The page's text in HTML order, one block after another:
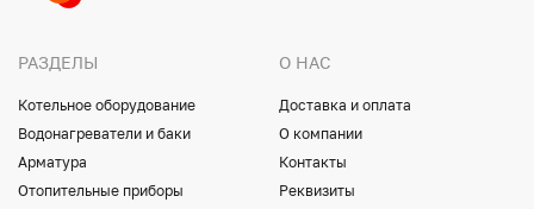
РАЗДЕЛЫ
Котельное оборудование
Водонагреватели и баки
Арматура
Отопительные приборы
О НАС
Доставка и оплата
О компании
Контакты
Реквизиты